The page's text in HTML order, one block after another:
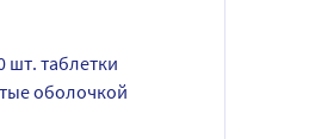
шт. таблетки
оболочкой